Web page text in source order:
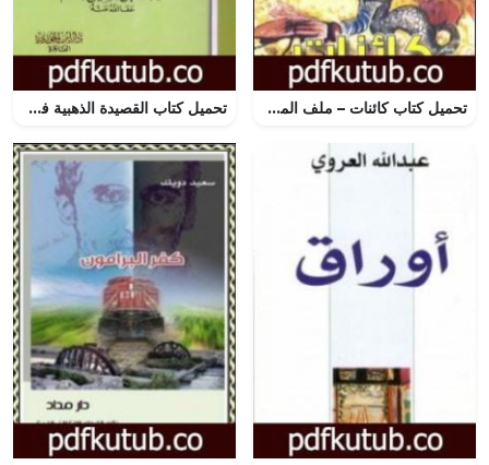
تحميل كتاب كائنات – ملف المستقبل PDF تأليف نبيل فاروق مجانا [كامل] تحميل كتاب القصيدة الذهبية في الحجة المكية والزورة المحمدية للبغدادي PDF تأليف محمد أحمد إسماعيل المقدم مجانا [كامل]